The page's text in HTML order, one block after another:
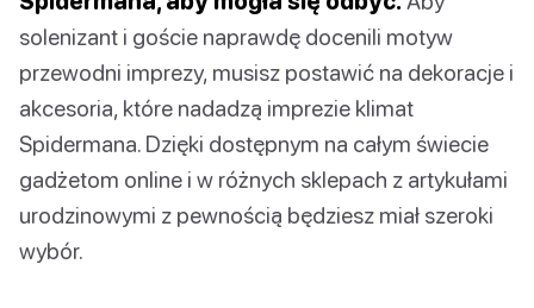
solenizant i goście naprawdę docenili motyw
przewodni imprezy, musisz postawić na dekoracje i
akcesoria, które nadadzą imprezie klimat
Spidermana. Dzięki dostępnym na całym świecie
gadżetom online i w różnych sklepach z artykułami
urodzinowymi z pewnością będziesz miał szeroki
wybór.